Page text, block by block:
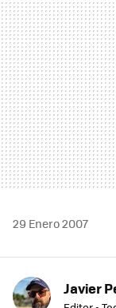
29 Enero 2007
Javier